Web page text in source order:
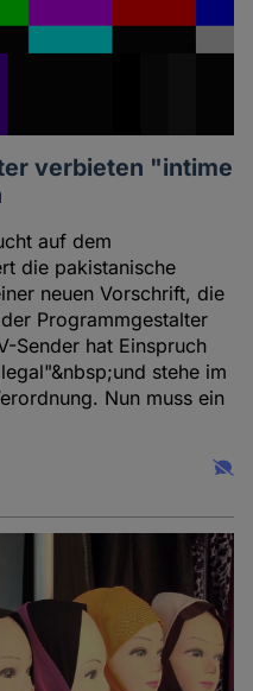
verbieten "intime
auf dem
die pakistanische
neuen Vorschrift, die
Programmgestalter
Sender hat Einspruch
stehe im
Nun muss ein